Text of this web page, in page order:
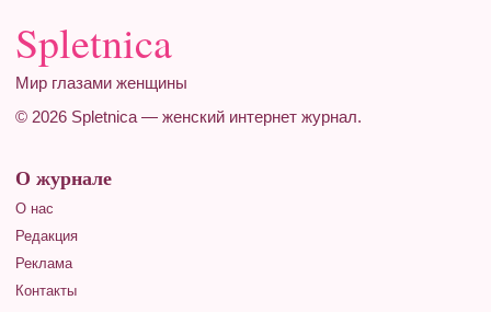
Spletnica
Мир глазами женщины
© 2026 Spletnica — женский интернет журнал.
О журнале
О нас
Редакция
Реклама
Контакты